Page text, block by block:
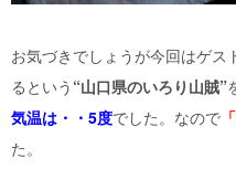
お気づきでしょうが今回はゲ
るという “山口県のいろり山賊”
気温は・・5度でした。なので 「
た。